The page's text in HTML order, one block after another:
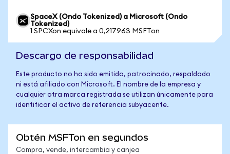
SpaceX (Ondo Tokenized) a Microsoft (Ondo
Tokenized)
1 SPCXon equivale a 0,217963 MSFTon
Descargo de responsabilidad
Este producto no ha sido emitido, patrocinado, respaldado
ni está afiliado con Microsoft. El nombre de la empresa y
cualquier otra marca registrada se utilizan únicamente para
identificar el activo de referencia subyacente.
Obtén MSFTon en segundos
Compra, vende, intercambia y canjea